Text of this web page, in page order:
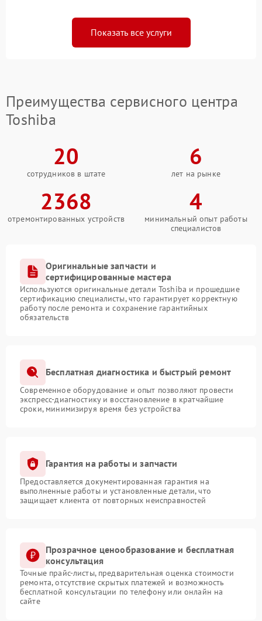
Показать все услуги
Преимущества сервисного центра
Toshiba
20
сотрудников в штате
6
лет на рынке
2368
отремонтированных устройств
4
минимальный опыт работы
специалистов
Оригинальные запчасти и
сертифицированные мастера
Используются оригинальные детали Toshiba и прошедшие
сертификацию специалисты, что гарантирует корректную
работу после ремонта и сохранение гарантийных
обязательств
Бесплатная диагностика и быстрый ремонт
Современное оборудование и опыт позволяют провести
экспресс-диагностику и восстановление в кратчайшие
сроки, минимизируя время без устройства
Гарантия на работы и запчасти
Предоставляется документированная гарантия на
выполненные работы и установленные детали, что
защищает клиента от повторных неисправностей
Прозрачное ценообразование и бесплатная
консультация
Точные прайс-листы, предварительная оценка стоимости
ремонта, отсутствие скрытых платежей и возможность
бесплатной консультации по телефону или онлайн на
сайте